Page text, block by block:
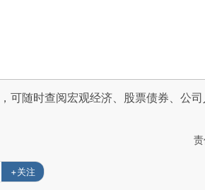
，可随时查阅宏观经济、股票债券、公
+关注